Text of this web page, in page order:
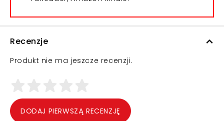
Recenzje
Produkt nie ma jeszcze recenzji.
DODAJ PIERWSZĄ RECENZJĘ